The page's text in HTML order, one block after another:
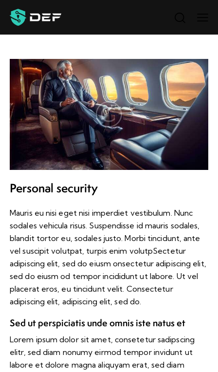
Personal security
Mauris eu nisi eget nisi imperdiet vestibulum. Nunc
sodales vehicula risus. Suspendisse id mauris sodales,
blandit tortor eu, sodales justo. Morbi tincidunt, ante
vel suscipit volutpat, turpis enim volutpSectetur
adipiscing elit, sed do eiusm onsectetur adipiscing elit,
sed do eiusm od tempor incididunt ut labore. Ut vel
placerat eros, eu tincidunt velit. Consectetur
adipiscing elit, adipiscing elit, sed do.
Sed ut perspiciatis unde omnis iste natus et
Lorem ipsum dolor sit amet, consetetur sadipscing
elitr, sed diam nonumy eirmod tempor invidunt ut
labore et dolore magna aliquyam erat, sed diam